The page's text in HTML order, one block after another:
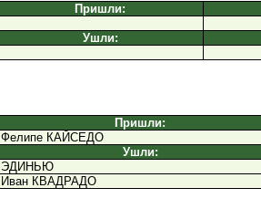
Пришли:
Ушли:
Пришли:
Фелипе КАЙСЕДО
Ушли:
ЭДИНЬЮ
Иван КВАДРАДО